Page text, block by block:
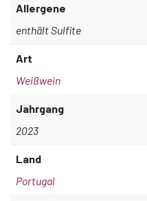
Allergene
enthält Sulfite
Art
Weißwein
Jahrgang
2023
Land
Portugal